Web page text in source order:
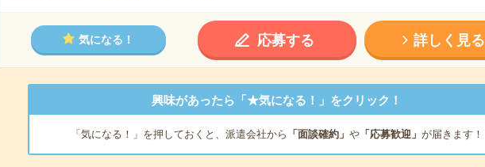
気になる！ 応募する 詳しく見る
興味があったら「★気になる！」をクリック！
「気になる！」を押しておくと、派遣会社から 「面談確約」 や「応募歓迎」 が届きます！